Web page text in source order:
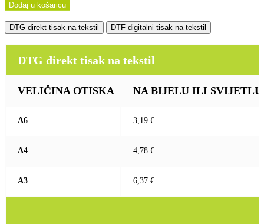
Dodaj u košaricu
DTG direkt tisak na tekstil DTF digitalni tisak na tekstil
DTG direkt tisak na tekstil
VELIČINA OTISKA NA BIJELU ILI SVIJETLU
A6 3,19 €
A4 4,78 €
A3 6,37 €